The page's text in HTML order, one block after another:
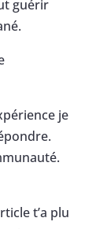
guérir
je
t’a plu